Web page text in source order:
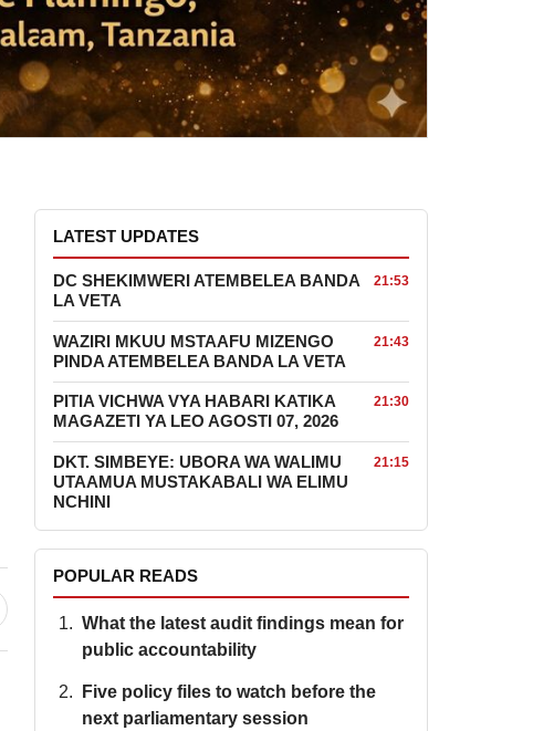
LATEST UPDATES
DC SHEKIMWERI ATEMBELEA BANDA
LA VETA
21:53
WAZIRI MKUU MSTAAFU MIZENGO
PINDA ATEMBELEA BANDA LA VETA
21:43
PITIA VICHWA VYA HABARI KATIKA
MAGAZETI YA LEO AGOSTI 07, 2026
21:30
DKT. SIMBEYE: UBORA WA WALIMU
UTAAMUA MUSTAKABALI WA ELIMU
NCHINI
21:15
POPULAR READS
What the latest audit findings mean for
public accountability
Five policy files to watch before the
next parliamentary session